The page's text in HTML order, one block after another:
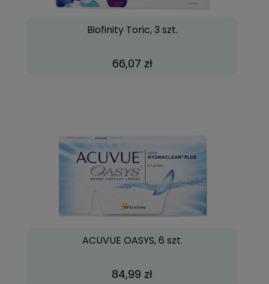
Biofinity Toric, 3 szt.
66,07 zł
ACUVUE OASYS, 6 szt.
84,99 zł